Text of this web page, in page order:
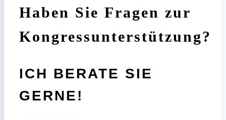
Haben Sie Fragen zur
Kongressunterstützung?
ICH BERATE SIE
GERNE!